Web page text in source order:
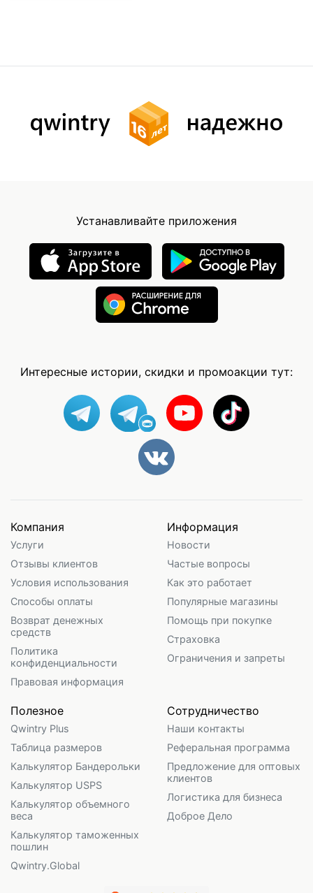
Устанавливайте приложения
Интересные истории, скидки и промоакции тут:
Компания
Услуги
Отзывы клиентов
Условия использования
Способы оплаты
Возврат денежных
средств
Политика
конфиденциальности
Правовая информация
Информация
Новости
Частые вопросы
Как это работает
Популярные магазины
Помощь при покупке
Страховка
Ограничения и запреты
Полезное
Qwintry Plus
Таблица размеров
Калькулятор Бандерольки
Калькулятор USPS
Калькулятор объемного
веса
Калькулятор таможенных
пошлин
Qwintry.Global
Сотрудничество
Наши контакты
Реферальная программа
Предложение для оптовых
клиентов
Логистика для бизнеса
Доброе Дело